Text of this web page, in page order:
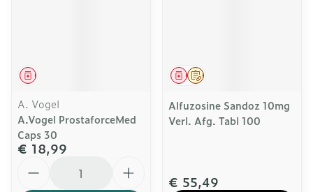
Geneesmiddel
A. Vogel
A.Vogel ProstaforceMed
Caps 30
€ 18,99
Op voorschrift
Geneesmiddel
Alfuzosine Sandoz 10mg
Verl. Afg. Tabl 100
€ 55,49